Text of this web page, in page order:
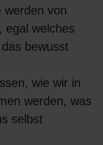
werden von
egal welches
bewusst
wie wir in
werden, was
selbst